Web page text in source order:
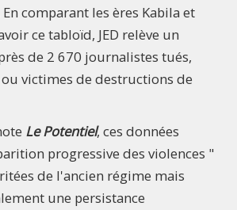
comparant les ères Kabila et
ce tabloïd, JED relève un
de 2 670 journalistes tués,
victimes de destructions de
Le Potentiel, ces données
progressive des violences "
de l'ancien régime mais
une persistance